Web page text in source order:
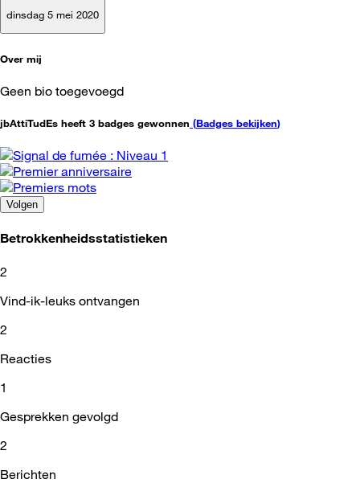
dinsdag 5 mei 2020
Over mij
Geen bio toegevoegd
jbAttiTudEs heeft 3 badges gewonnen (Badges bekijken)
Volgen
Betrokkenheidsstatistieken
2
Vind-ik-leuks ontvangen
2
Reacties
1
Gesprekken gevolgd
2
Berichten